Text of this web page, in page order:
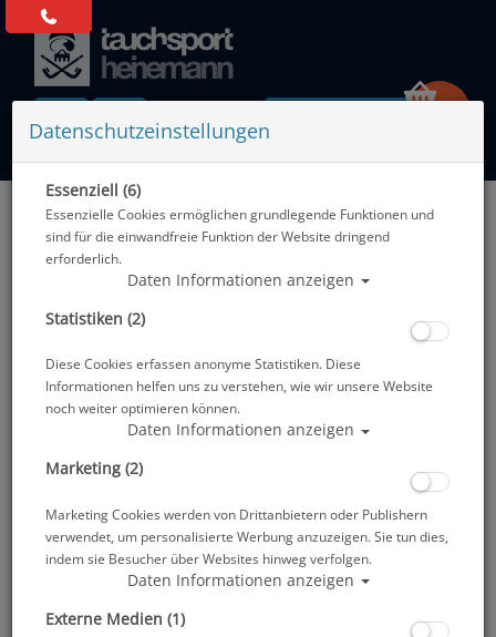
Alle Artikel zeigen aus: Atemregler - 1. & 2. Stufe
Datenschutzeinstellungen
Essenziell (6)
Essenzielle Cookies ermöglichen grundlegende Funktionen und
sind für die einwandfreie Funktion der Website dringend
erforderlich.
Daten Informationen anzeigen
Statistiken (2)
Diese Cookies erfassen anonyme Statistiken. Diese
Informationen helfen uns zu verstehen, wie wir unsere Website
noch weiter optimieren können.
Daten Informationen anzeigen
Marketing (2)
Marketing Cookies werden von Drittanbietern oder Publishern
verwendet, um personalisierte Werbung anzuzeigen. Sie tun dies,
indem sie Besucher über Websites hinweg verfolgen.
Daten Informationen anzeigen
Externe Medien (1)